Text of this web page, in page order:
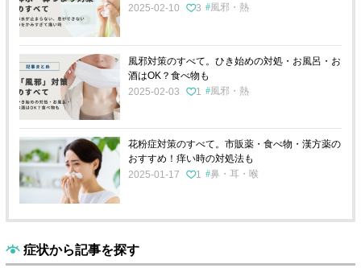
2025-02-10
3 風邪・熱
風邪対策のすべて。ひき始めの対処・お風呂・お
酒はOK？食べ物も
2025-02-03
1 風邪・熱
花粉症対策のすべて。市販薬・食べ物・漢方薬の
おすすめ！痒い時の対処法も
2025-01-17
1 鼻・耳・喉
症状から記事を探す